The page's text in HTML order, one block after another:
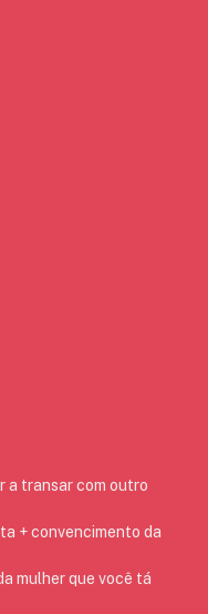
a transar com outro
+ convencimento da
mulher que você tá